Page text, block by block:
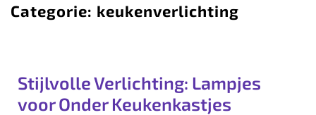
Categorie: keukenverlichting
Stijlvolle Verlichting: Lampjes
voor Onder Keukenkastjes